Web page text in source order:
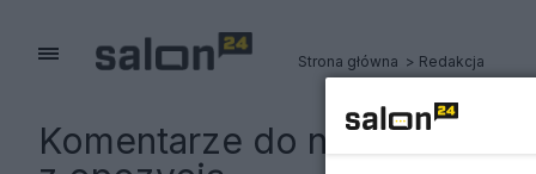
Strona główna Redakcja
Komentarze do notki:Soros